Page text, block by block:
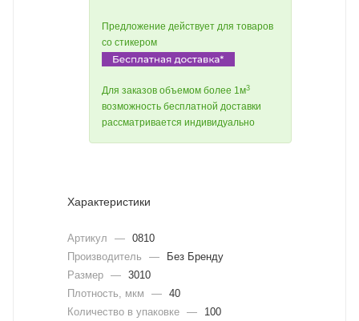
Предложение действует для товаров
со стикером
Для заказов объемом более 1м3
возможность бесплатной доставки
рассматривается индивидуально
Характеристики
Артикул — 0810
Производитель
—
Без Бренду
Размер — 3010
Плотность, мкм
— 40
Количество в упаковке —
100